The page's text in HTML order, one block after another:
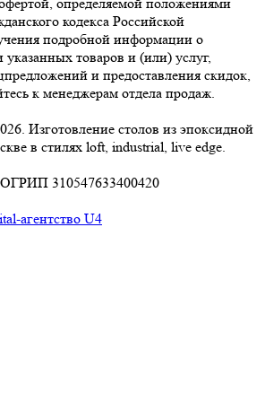
кодекса Российской
подробной информации о
товаров и (или) услуг,
и предоставления скидок,
к менеджерам отдела продаж.
Изготовление столов из эпоксидной
в стилях loft, industrial, live edge.
310547633400420
агентство U4